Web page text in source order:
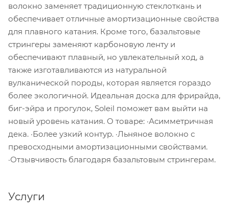
волокно заменяет традиционную стеклоткань и
обеспечивает отличные амортизационные свойства
для плавного катания. Кроме того, базальтовые
стрингеры заменяют карбоновую ленту и
обеспечивают плавный, но увлекательный ход, а
также изготавливаются из натуральной
вулканической породы, которая является гораздо
более экологичной. Идеальная доска для фрирайда,
биг-эйра и прогулок, Soleil поможет вам выйти на
новый уровень катания. О товаре: ·Асимметричная
дека. ·Более узкий контур. ·Льняное волокно с
превосходными амортизационными свойствами.
·Отзывчивость благодаря базальтовым стрингерам.
Услуги